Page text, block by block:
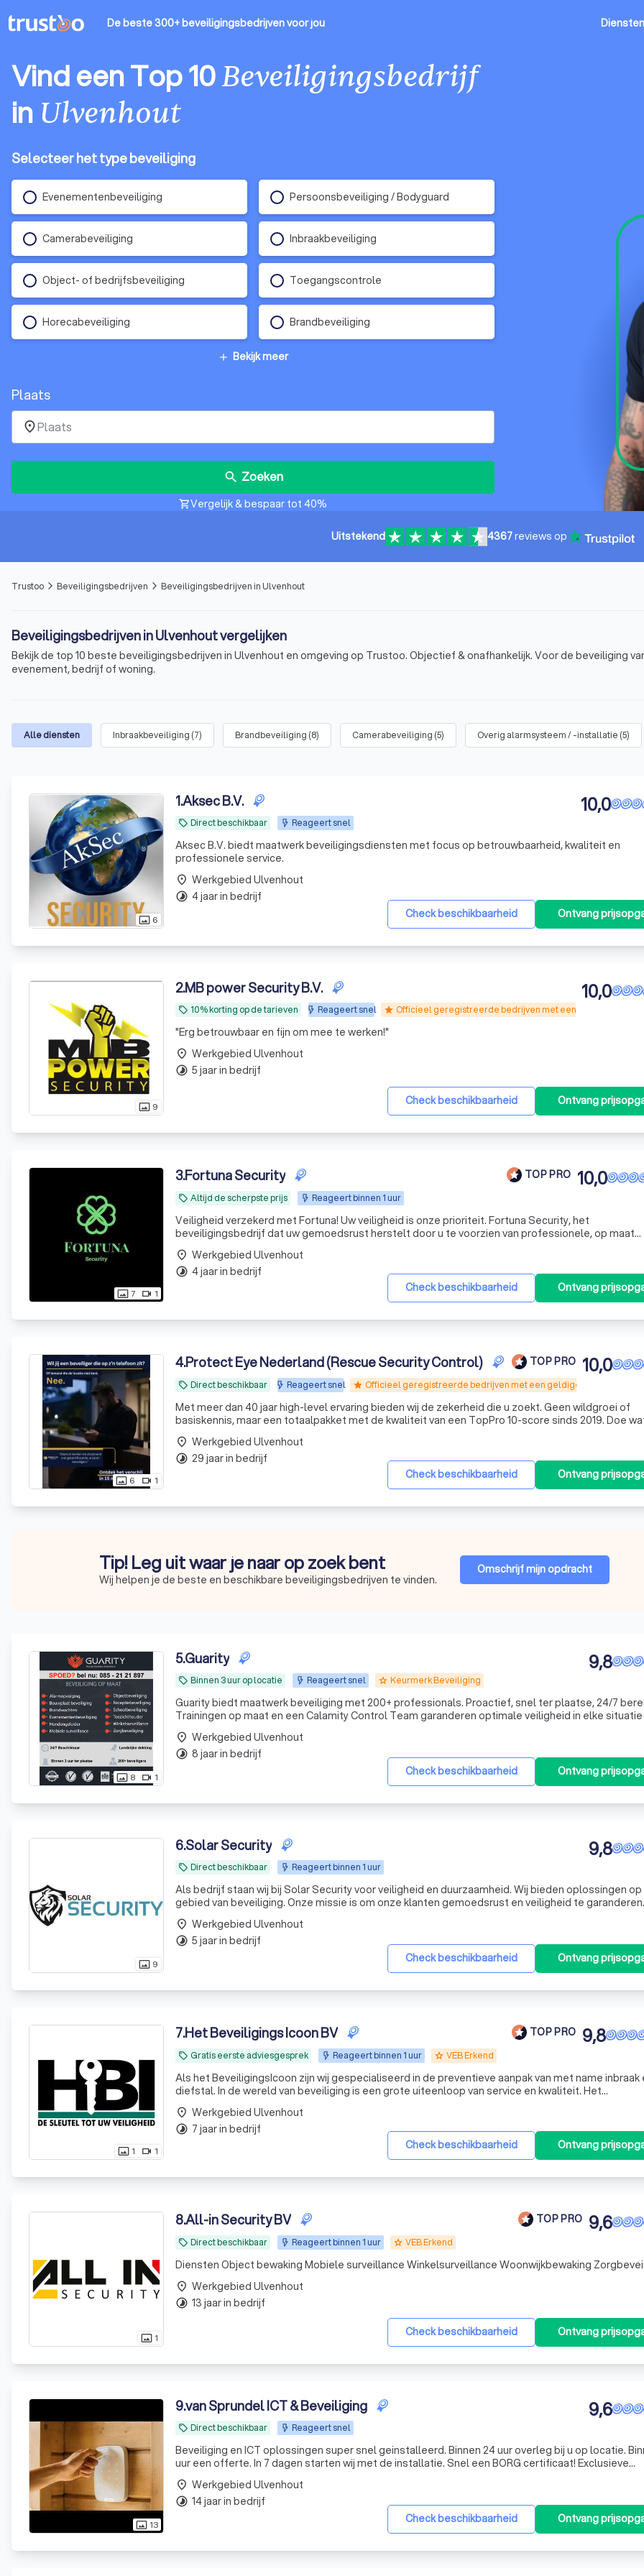
De beste 300+ beveiligingsbedrijvenvoor jou Diensten
Vind een Top 10Beveiligingsbedrijf
in Ulvenhout
Selecteer het type beveiliging
Evenementenbeveiliging Persoonsbeveiliging / Bodyguard
Camerabeveiliging Inbraakbeveiliging
Object- of bedrijfsbeveiliging Toegangscontrole
Horecabeveiliging Brandbeveiliging
add Bekijk meer
Plaats
place
search Zoeken
shopping_cartVergelijk & bespaar tot 40%
Uitstekend 4367reviews op
Trustoo arrow_forward_ios Beveiligingsbedrijven arrow_forward_ios Beveiligingsbedrijven in Ulvenhout
Beveiligingsbedrijven in Ulvenhout vergelijken
Bekijk de top 10 beste beveiligingsbedrijven in Ulvenhout en omgeving op Trustoo. Objectief & onafhankelijk. Voor de beveiliging
evenement, bedrijf of woning.
Alle diensten Inbraakbeveiliging (7) Brandbeveiliging (8) Camerabeveiliging (5) Overig alarmsysteem / -installatie (5)
photo_size_select_actual 6
1.Aksec B.V.
local_offer Direct beschikbaar Reageert snel
10,0
Aksec B.V. biedt maatwerk beveiligingsdiensten met focus op betrouwbaarheid, kwaliteit en
professionele service.
Check beschikbaarheid Ontvang
place Werkgebied Ulvenhout
timelapse 4 jaar in bedrijf
photo_size_select_actual 9
2.MB power Security B.V.
local_offer 10% korting op de tarieven Reageert snel star Officieel geregistreerde bedrijven met een geldige
10,0
"Erg betrouwbaar en fijn om mee te werken!"
Check beschikbaarheid Ontvang
place Werkgebied Ulvenhout
timelapse 5 jaar in bedrijf
photo_size_select_actual7 videocam 1
3.Fortuna Security TOP PRO
local_offer Altijd de scherpste prijs Reageert binnen 1 uur
10,0
Veiligheid verzekerd met Fortuna! Uw veiligheid is onze prioriteit. Fortuna Security, het
beveiligingsbedrijf dat uw gemoedsrust herstelt door u te voorzien van professionele, op maat
gemaakte en betrouwbare beveiligingsoplossingen. En op maat gemaakte bedoelen we ook echt
maat gemaakt. We hebben
Check beschikbaarheid
Ontvang
place Werkgebied Ulvenhout
timelapse 4 jaar in bedrijf
photo_size_select_actual 6 videocam 1
4.Protect Eye Nederland (Rescue Security Control) TOP PRO
local_offer Direct beschikbaar Reageert snel star Officieel geregistreerde bedrijven met een geldige WPBR-
10,0
Met meer dan 40 jaar high-level ervaring bieden wij de zekerheid die u zoekt. Geen wildgroei of
basiskennis, maar een totaalpakket met de kwaliteit van een TopPro 10-score sinds 2019. Doe
zegt!
Check beschikbaarheid Ontvang
place Werkgebied Ulvenhout
timelapse 29 jaar in bedrijf
Tip! Leg uit waar je naar op zoek bent
Wij helpen je de beste en beschikbare beveiligingsbedrijven te vinden.
Omschrijf mijn opdracht
photo_size_select_actual 8 videocam 1
5.Guarity
local_offer Binnen 3 uur op locatie Reageert snel grade Keurmerk Beveiliging
9,8
Guarity biedt maatwerk beveiliging met 200+ professionals. Proactief, snel ter plaatse, 24/7
Trainingen op maat en een Calamity Control Team garanderen optimale veiligheid in elke situatie
Check beschikbaarheid Ontvang
place Werkgebied Ulvenhout
timelapse 8 jaar in bedrijf
photo_size_select_actual 9
6.Solar Security
local_offer Direct beschikbaar Reageert binnen 1 uur
9,8
Als bedrijf staan wij bij Solar Security voor veiligheid en duurzaamheid. Wij bieden oplossingen
gebied van beveiliging. Onze missie is om onze klanten gemoedsrust en veiligheid te garanderen.
Check beschikbaarheid Ontvang
place Werkgebied Ulvenhout
timelapse 5 jaar in bedrijf
photo_size_select_actual 1 videocam 1
7.Het Beveiligings Icoon BV TOP PRO
local_offer Gratis eerste adviesgesprek Reageert binnen 1 uur grade VEB Erkend
9,8
Als het BeveiligingsIcoon zijn wij gespecialiseerd in de preventieve aanpak van met name inbraak
diefstal. In de wereld van beveiliging is een grote uiteenloop van service en kwaliteit. Het
Beveiligingsicoon werkt alleen met apparatuur van uitstekende kwaliteit, zodat u verzekerd bent
rust
Check beschikbaarheid
Ontvang
place Werkgebied Ulvenhout
timelapse 7 jaar in bedrijf
photo_size_select_actual 1
8.All-in Security BV TOP PRO
local_offer Direct beschikbaar Reageert binnen 1 uur grade VEB Erkend
9,6
Diensten Object bewaking Mobiele surveillance Winkelsurveillance Woonwijkbewaking
Check beschikbaarheid Ontvang
place Werkgebied Ulvenhout
timelapse 13 jaar in bedrijf
photo_size_select_actual 13
9.van Sprundel ICT & Beveiliging
local_offer Direct beschikbaar Reageert snel
9,6
Beveiliging en ICT oplossingen super snel geinstalleerd. Binnen 24 uur overleg bij u op locatie. Binnen 48
uur een offerte. In 7 dagen starten wij met de installatie. Snel een BORG certificaat! Exclusieve
systemen
Check beschikbaarheid Ontvang
place Werkgebied Ulvenhout
timelapse 14 jaar in bedrijf